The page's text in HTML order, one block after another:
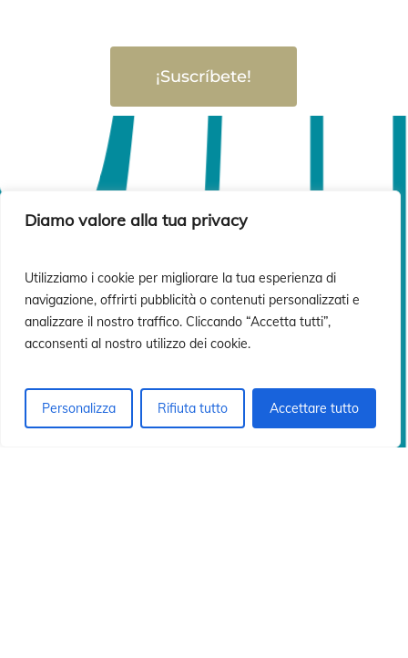
Diamo valore alla tua privacy
Utilizziamo i cookie per migliorare la tua esperienza di
navigazione, offrirti pubblicità o contenuti personalizzati e
analizzare il nostro traffico. Cliccando “Accetta tutti”,
acconsenti al nostro utilizzo dei cookie.
Personalizza Rifiuta tutto Accettare tutto
¡Suscríbete!